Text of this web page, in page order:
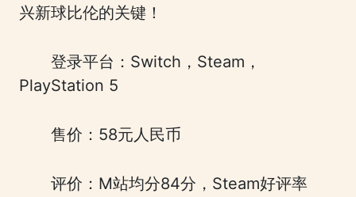
兴新球比伦的关键！
登录平台：Switch，Steam，
PlayStation 5
售价：58元人民币
评价：M站均分84分，Steam好评率